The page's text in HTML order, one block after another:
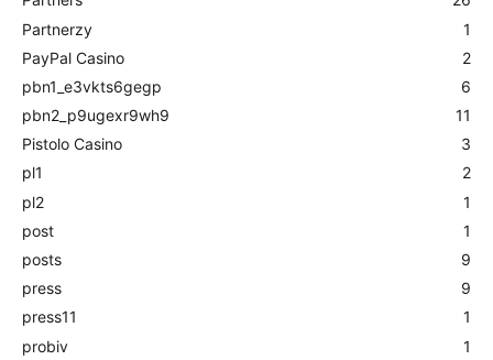
Partnerzy
1
PayPal Casino
2
pbn1_e3vkts6gegp
6
pbn2_p9ugexr9wh9
11
Pistolo Casino
3
pl1
2
pl2
1
post
1
posts
9
press
9
press11
1
probiv
1